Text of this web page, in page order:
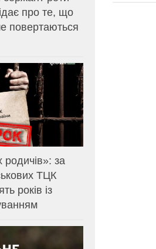
про те, що
повертаються
родичів»: за
ТЦК
років із